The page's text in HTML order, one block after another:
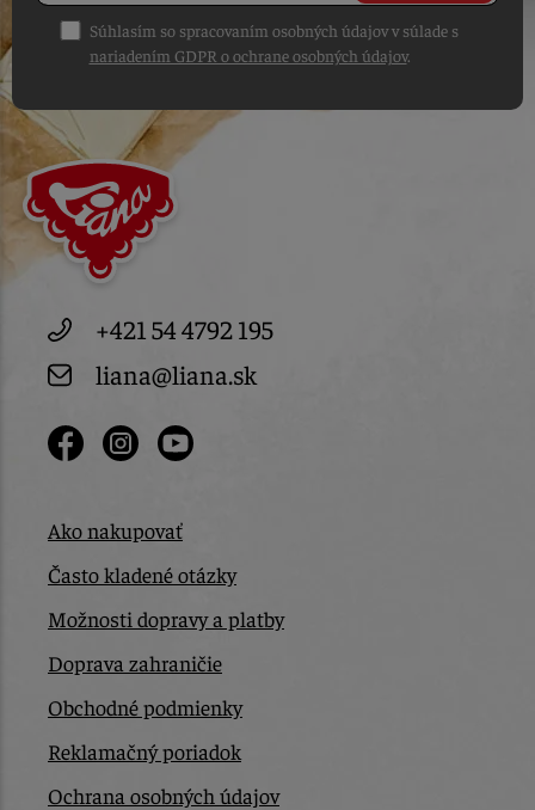
Súhlasím so spracovaním osobných údajov v súlade s
nariadením GDPR o ochrane osobných údajov.
+421 54 4792 195
liana@liana.sk
Ako nakupovať
Často kladené otázky
Možnosti dopravy a platby
Doprava zahraničie
Obchodné podmienky
Reklamačný poriadok
Ochrana osobných údajov